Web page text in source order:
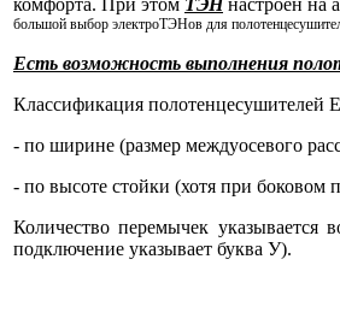
комфорта. При этом ТЭНнастроен на
большой выбор электроТЭНов для
Есть возможность выполнения
Классификация полотенцесушителей
- по ширине (размер междуосевого
- по высоте стойки (хотя при боковом
Количество перемычек
подключение указывает буква У).